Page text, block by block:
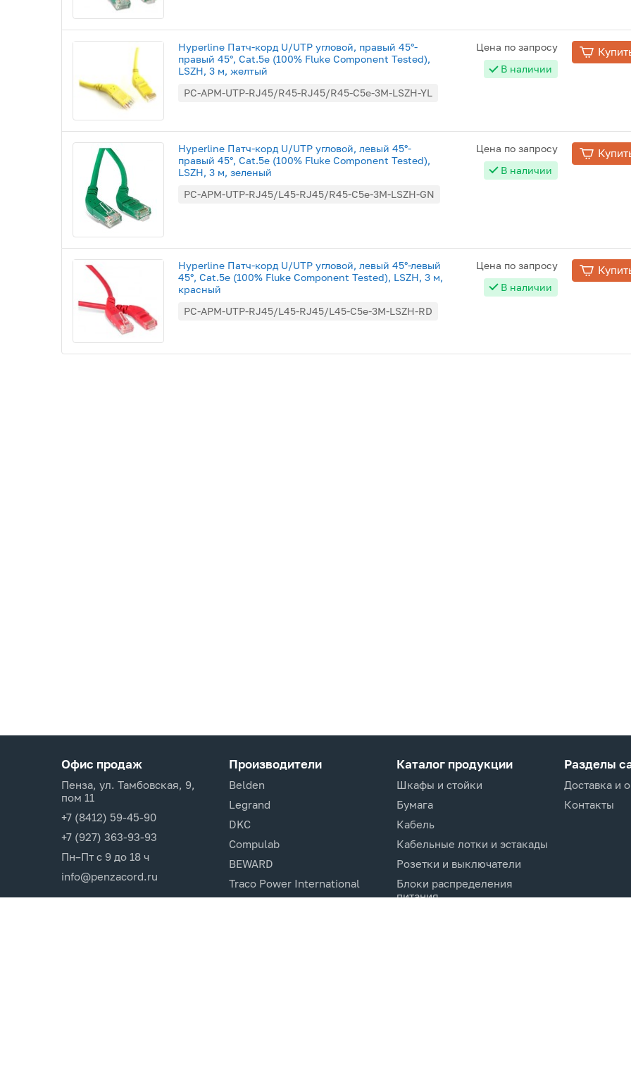
Hyperline Патч-корд U/UTP угловой, правый 45°-
правый 45°, Cat.5e (100% Fluke Component Tested),
LSZH, 3 м, желтый
PC-APM-UTP-RJ45/R45-RJ45/R45-C5e-3M-LSZH-YL
Цена по запросу
В наличии
Hyperline Патч-корд U/UTP угловой, левый 45°-
правый 45°, Cat.5e (100% Fluke Component Tested),
LSZH, 3 м, зеленый
PC-APM-UTP-RJ45/L45-RJ45/R45-C5e-3M-LSZH-GN
Цена по запросу
В наличии
Hyperline Патч-корд U/UTP угловой, левый 45°-левый
45°, Cat.5e (100% Fluke Component Tested), LSZH, 3 м,
красный
PC-APM-UTP-RJ45/L45-RJ45/L45-C5e-3M-LSZH-RD
Цена по запросу
В наличии
Офис продаж
Пенза, ул. Тамбовская, 9,
пом 11
+7 (8412) 59-45-90
+7 (927) 363-93-93
Пн–Пт с 9 до 18 ч
info@penzacord.ru
Производители
Belden
Legrand
DKC
Compulab
BEWARD
Traco Power International
Каталог продукции
Шкафы и стойки
Бумага
Кабель
Кабельные лотки и эстакады
Розетки и выключатели
Блоки распределения
питания
Разделы
Доставка и
Контакты